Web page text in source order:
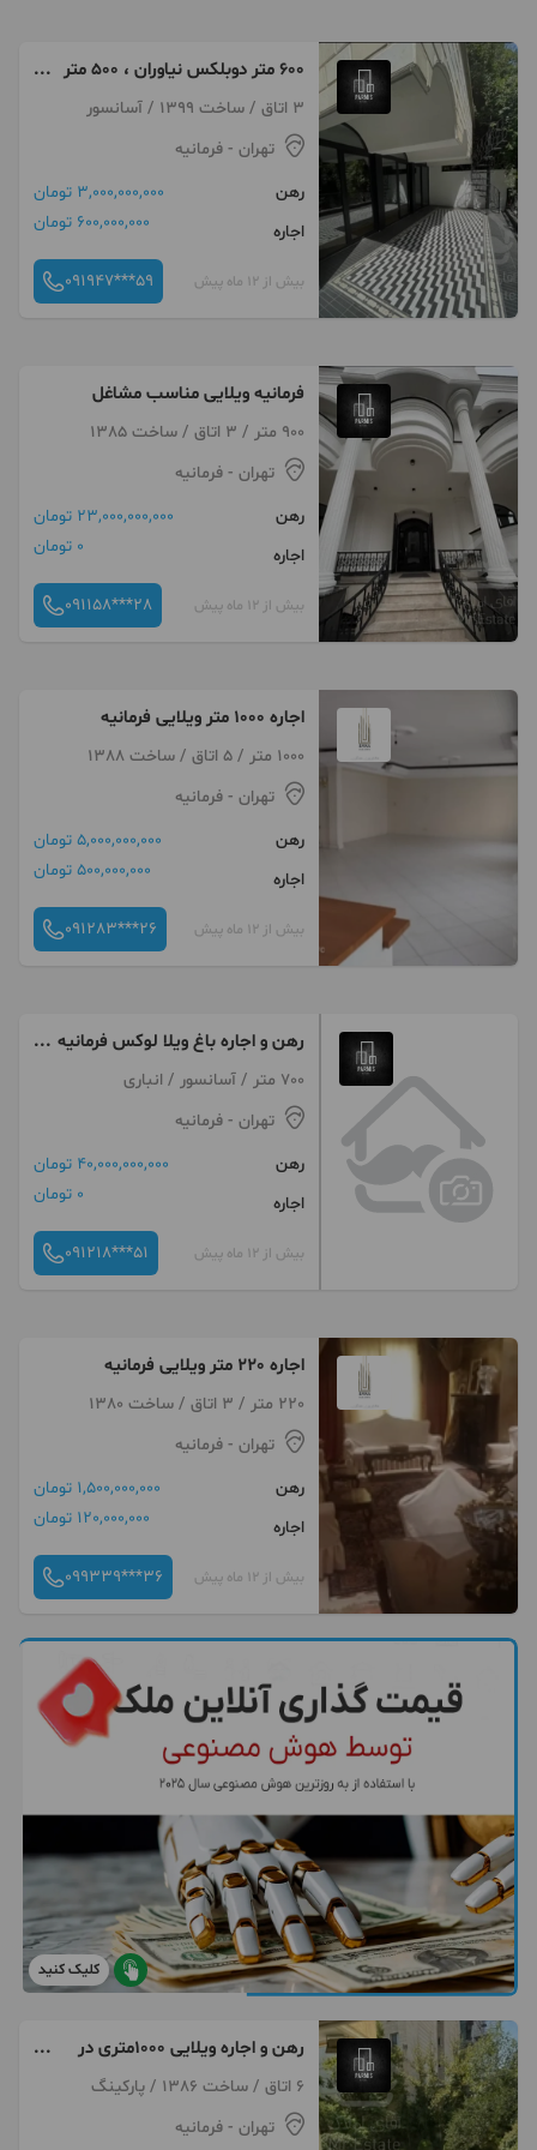
۶۰۰ متر دوبلکس نیاوران ، ۵۰۰ متر
حیاط، کار و سکونت
3 اتاق / ساخت 1399 / آسانسور
تهران - فرمانیه
رهن
3,000,000,000 تومان
اجاره
600,000,000 تومان
بیش از 12 ماه پیش 091947***59
فرمانیه ویلایی مناسب مشاغل
900 متر / 3 اتاق / ساخت 1385
تهران - فرمانیه
رهن
23,000,000,000 تومان
اجاره
0 تومان
بیش از 12 ماه پیش 091158***28
اجاره 1000 متر ویلایی فرمانیه
1000 متر / 5 اتاق / ساخت 1388
تهران - فرمانیه
رهن
5,000,000,000 تومان
اجاره
500,000,000 تومان
بیش از 12 ماه پیش 091283***26
رهن و اجاره باغ ویلا لوکس فرمانیه
منطقه 1700 متر / آسانسور / انباری
تهران - فرمانیه
رهن
40,000,000,000 تومان
اجاره
0 تومان
بیش از 12 ماه پیش 091218***51
اجاره 220 متر ویلایی فرمانیه
220 متر / 3 اتاق / ساخت 1380
تهران - فرمانیه
رهن
1,500,000,000 تومان
اجاره
120,000,000 تومان
بیش از 12 ماه پیش 099339***36
کلیک کنید
رهن و اجاره ویلایی ۱۰۰۰متری در
فرمانیه6 اتاق / ساخت 1386 / پارکینگ
تهران - فرمانیه